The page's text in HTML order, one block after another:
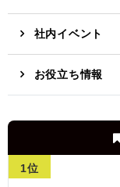
社内イベント
お役立ち情報
1位